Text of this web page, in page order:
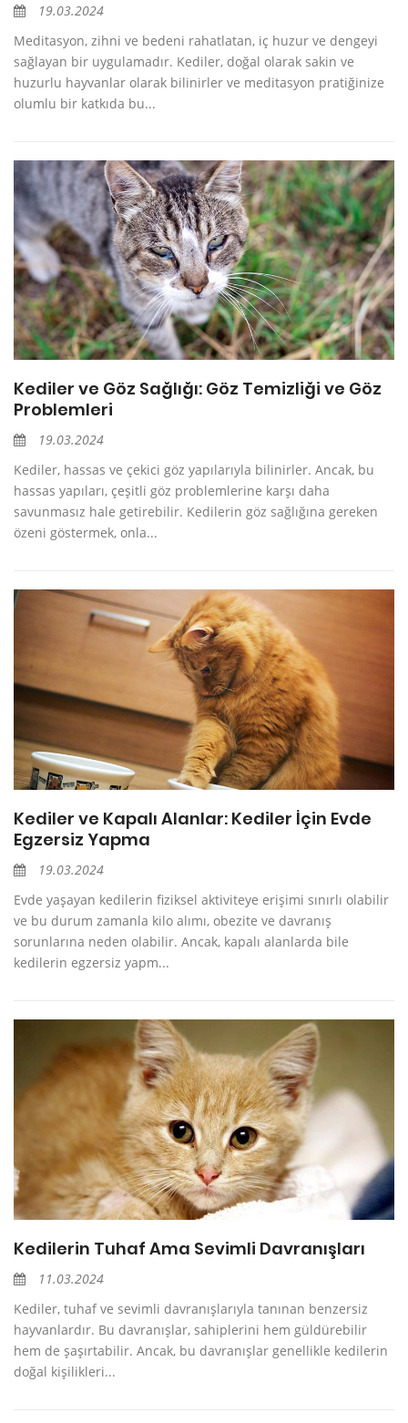
19.03.2024
Meditasyon, zihni ve bedeni rahatlatan, iç huzur ve dengeyi
sağlayan bir uygulamadır. Kediler, doğal olarak sakin ve
huzurlu hayvanlar olarak bilinirler ve meditasyon pratiğinize
olumlu bir katkıda bu...
Kediler ve Göz Sağlığı: Göz Temizliği ve Göz
Problemleri
19.03.2024
Kediler, hassas ve çekici göz yapılarıyla bilinirler. Ancak, bu
hassas yapıları, çeşitli göz problemlerine karşı daha
savunmasız hale getirebilir. Kedilerin göz sağlığına gereken
özeni göstermek, onla...
Kediler ve Kapalı Alanlar: Kediler İçin Evde
Egzersiz Yapma
19.03.2024
Evde yaşayan kedilerin fiziksel aktiviteye erişimi sınırlı olabilir
ve bu durum zamanla kilo alımı, obezite ve davranış
sorunlarına neden olabilir. Ancak, kapalı alanlarda bile
kedilerin egzersiz yapm...
Kedilerin Tuhaf Ama Sevimli Davranışları
11.03.2024
Kediler, tuhaf ve sevimli davranışlarıyla tanınan benzersiz
hayvanlardır. Bu davranışlar, sahiplerini hem güldürebilir
hem de şaşırtabilir. Ancak, bu davranışlar genellikle kedilerin
doğal kişilikleri...